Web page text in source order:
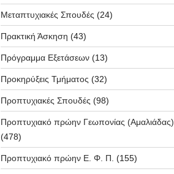
Μεταπτυχιακές Σπουδές (24)
Πρακτική Άσκηση (43)
Πρόγραμμα Εξετάσεων(13)
Προκηρύξεις Τμήματος (32)
Προπτυχιακές Σπουδές (98)
Προπτυχιακό πρώην Γεωπονίας (Αμαλιάδας)
(478)
Προπτυχιακό πρώην Ε. Φ. Π. (155)